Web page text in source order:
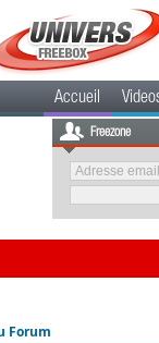
Accueil
Freezone
Forum